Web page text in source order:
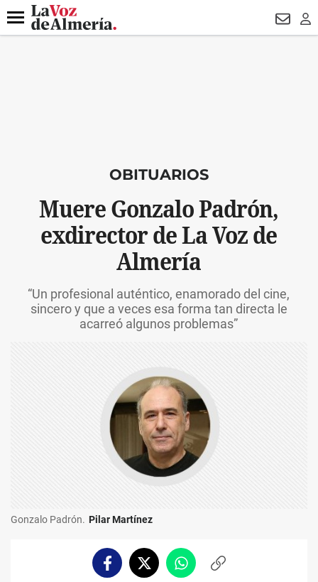
DESTACADO DRON UDA
Menú
OBITUARIOS
Muere Gonzalo Padrón,
exdirector de La Voz de
Almería
“Un profesional auténtico, enamorado del cine,
sincero y que a veces esa forma tan directa le
acarreó algunos problemas”
Gonzalo Padrón. Pilar Martínez
FacebookTwitterWhatsappCopiar